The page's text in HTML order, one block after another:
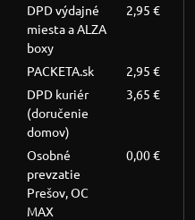
DPD výdajné
miesta a ALZA
boxy
2,95 €
PACKETA.sk
2,95 €
DPD kuriér
(doručenie
domov)
3,65 €
Osobné
prevzatie
Prešov, OC
MAX
0,00 €